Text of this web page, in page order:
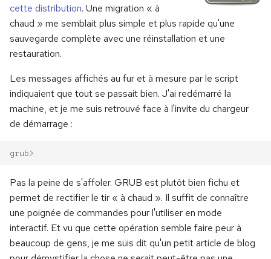
a
t
n
d
l
a
r
e
c
Progiciel de gestion
Stockage réseau
Maintenance
cette distribution. Une migration « à
chaud » me semblait plus simple et plus rapide qu'une
sauvegarde complète avec une réinstallation et une
restauration.
Les messages affichés au fur et à mesure par le script
indiquaient que tout se passait bien. J'ai redémarré la
machine, et je me suis retrouvé face à l'invite du chargeur
de démarrage :
grub>
Pas la peine de s'affoler. GRUB est plutôt bien fichu et
permet de rectifier le tir « à chaud ». Il suffit de connaître
une poignée de commandes pour l'utiliser en mode
interactif. Et vu que cette opération semble faire peur à
beaucoup de gens, je me suis dit qu'un petit article de blog